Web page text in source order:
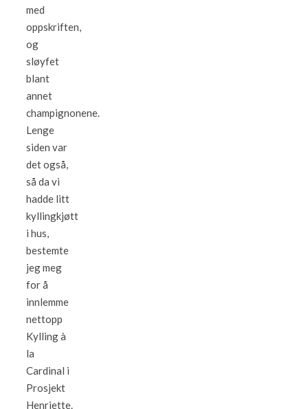
med
oppskriften,
og
sløyfet
blant
annet
champignonene.
Lenge
siden var
det også,
så da vi
hadde litt
kyllingkjøtt
i hus,
bestemte
jeg meg
for å
innlemme
nettopp
Kylling à
la
Cardinal i
Prosjekt
Henriette.